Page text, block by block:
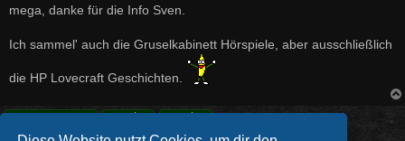
i
t
a
g
mega, danke für die Info Sven.
Ich sammel' auch die Gruselkabinett Hörspiele, aber ausschließlich
die HP Lovecraft Geschichten.